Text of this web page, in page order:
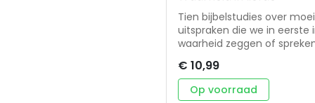
Tien bijbelstudies over
uitspraken die we in
waarheid zeggen of
ons in de ruimte van zijn
verdiepen in Jezus'
Voor kringgebruik en persoonlijke
€ 10,99
Op voorraad